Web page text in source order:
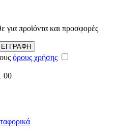
για προϊόντα και προσφορές
ΕΓΓΡΑΦΗ
όρους χρήσης
00